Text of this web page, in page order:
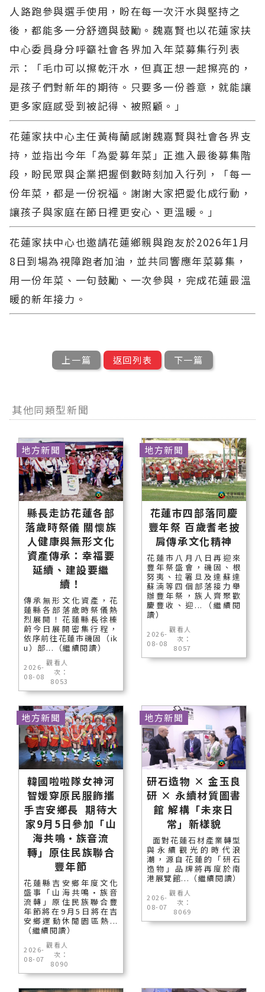
人路跑參與選手使用，盼在每一次汗水與堅持之
後，都能多一分舒適與鼓勵。魏嘉賢也以花蓮家扶
中心委員身分呼籲社會各界加入年菜募集行列表
示：「毛巾可以擦乾汗水，但真正想一起擦亮的，
是孩子們對新年的期待。只要多一份善意，就能讓
更多家庭感受到被記得、被照顧。」
花蓮家扶中心主任黃梅蘭感謝魏嘉賢與社會各界支
持，並指出今年「為愛募年菜」正進入最後募集階
段，盼民眾與企業把握倒數時刻加入行列，「每一
份年菜，都是一份祝福。謝謝大家把愛化成行動，
讓孩子與家庭在節日裡更安心、更溫暖。」
花蓮家扶中心也邀請花蓮鄉親與跑友於2026年1月
8日到場為視障跑者加油，並共同響應年菜募集，
用一份年菜、一句鼓勵、一次參與，完成花蓮最溫
暖的新年接力。
上一篇 返回列表 下一篇
其他同類型新聞
縣長走訪花蓮各部
落歲時祭儀 關懷族
人健康與無形文化
資產傳承：幸福要
延續、建設要繼
續！
傳承無形文化資產，花
蓮縣各部落歲時祭儀熱
烈展開！花蓮縣長徐榛
蔚今日展開密集行程，
依序前往花蓮市磯固（ik
u）部...（繼續閱讀）
2026-
08-08
觀看人
次：
8053
地方新聞
花蓮市四部落同慶
豐年祭 百歲耆老披
肩傳承文化精神
花蓮市八月八日再迎來
豐年祭盛會，磯固、根
努夷、拉署旦及達蘇達
蘇湳等四個部落接力舉
辦豐年祭，族人齊聚歡
慶豐收、迎...（繼續閱
讀）
2026-
08-08
觀看人
次：
8057
地方新聞
韓國啦啦隊女神河
智媛穿原民服飾攜
手吉安鄉長 期待大
家9月5日參加「山
海共鳴•族音流
轉」原住民族聯合
豐年節
花蓮縣吉安鄉年度文化
盛事「山海共鳴•族音
流轉」原住民族聯合豐
年節將在9月5日將在吉
安鄉運動休閒園區熱...
（繼續閱讀）
2026-
08-07
觀看人
次：
8090
地方新聞
研石造物 × 金玉良
研 × 永續材質圖書
館 解構「未來日
常」新樣貌
面對花蓮石材產業轉型
與永續觀光的時代浪
潮，源自花蓮的「研石
造物」品牌將再度於南
港展覽館...（繼續閱讀）
2026-
08-07
觀看人
次：
8069
地方新聞